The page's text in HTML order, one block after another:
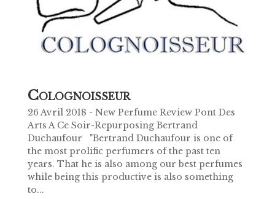
COLOGNOISSEUR
26 Avril 2018 - New Perfume Review Pont Des
Arts A Ce Soir-Repurposing Bertrand
Duchaufour "Bertrand Duchaufour is one of
the most prolific perfumers of the past ten
years. That he is also among our best perfumes
while being this productive is also something
to...